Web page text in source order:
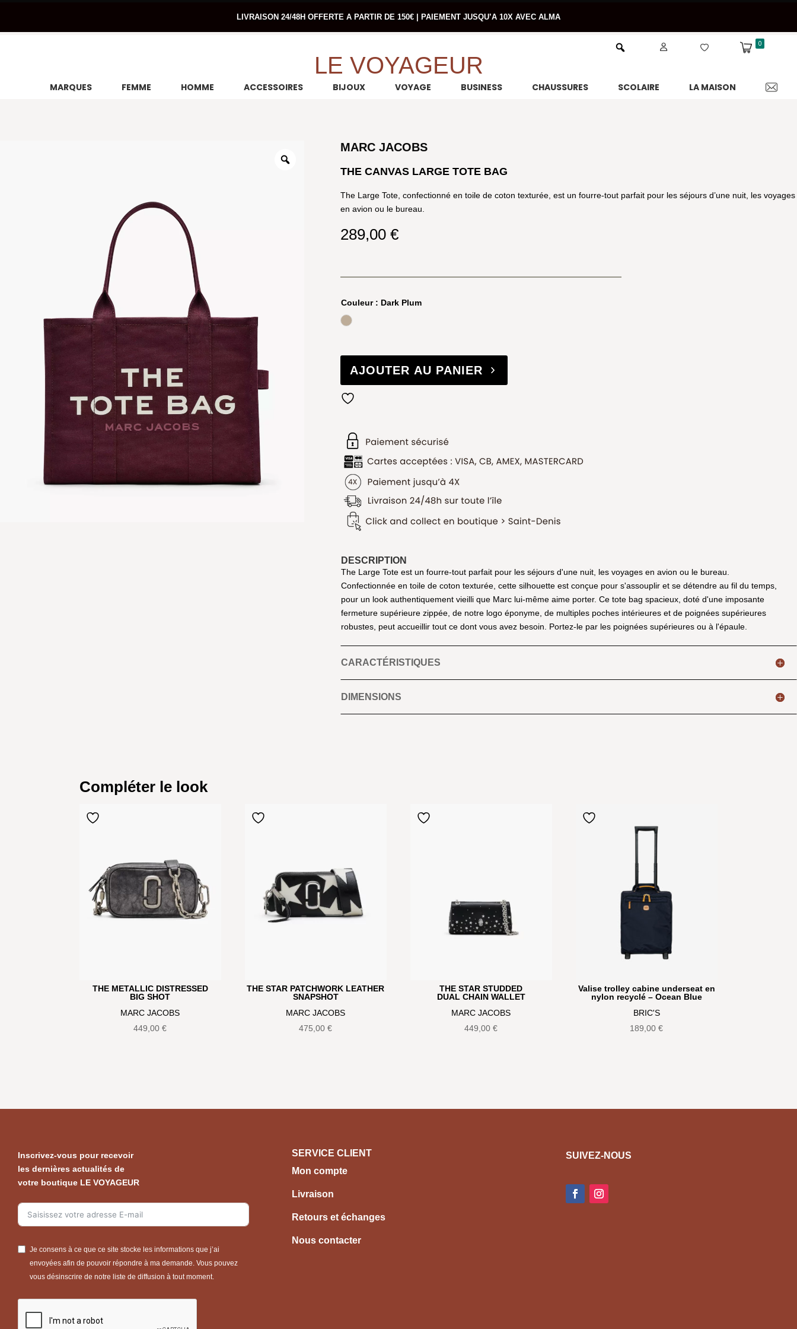
LIVRAISON 24/48H OFFERTE A PARTIR DE 150€ | PAIEMENT JUSQU’A 10X AVEC ALMA
0
LE VOYAGEUR
MARQUES FEMME HOMME ACCESSOIRES BIJOUX VOYAGE BUSINESS CHAUSSURES SCOLAIRE LA MAISON
MARC JACOBS
THE CANVAS LARGE TOTE BAG
The Large Tote, confectionné en toile de coton texturée, est un fourre-tout parfait pour les séjours d’une nuit, les voyages
en avion ou le bureau.
289,00 €
Couleur: Dark Plum
Beige
AJOUTER AU PANIER
DESCRIPTION
The Large Tote est un fourre-tout parfait pour les séjours d'une nuit, les voyages en avion ou le bureau.
Confectionnée en toile de coton texturée, cette silhouette est conçue pour s'assouplir et se détendre au fil du temps,
pour un look authentiquement vieilli que Marc lui-même aime porter. Ce tote bag spacieux, doté d'une imposante
fermeture supérieure zippée, de notre logo éponyme, de multiples poches intérieures et de poignées supérieures
robustes, peut accueillir tout ce dont vous avez besoin. Portez-le par les poignées supérieures ou à l'épaule.
CARACTÉRISTIQUES
DIMENSIONS
Compléter le look
THE METALLIC DISTRESSED
BIG SHOT
MARC JACOBS
449,00€
THE STAR PATCHWORK LEATHER
SNAPSHOT
MARC JACOBS
475,00€
THE STAR STUDDED
DUAL CHAIN WALLET
MARC JACOBS
449,00€
Valise trolley cabine underseat en
nylon recyclé – Ocean Blue
BRIC'S
189,00€
Inscrivez-vous pour recevoir
les dernières actualités de
votre boutique LE VOYAGEUR
Je consens à ce que ce site stocke les informations que j’ai
envoyées afin de pouvoir répondre à ma demande. Vous pouvez
vous désinscrire de notre liste de diffusion à tout moment.
SERVICE CLIENT
Mon compte
Livraison
Retours et échanges
Nous contacter
SUIVEZ-NOUS